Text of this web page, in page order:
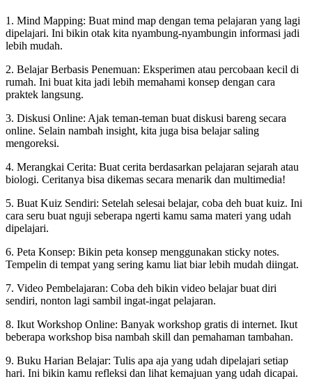
1. Mind Mapping: Buat mind map dengan tema pelajaran yang lagi
dipelajari. Ini bikin otak kita nyambung-nyambungin informasi jadi
lebih mudah.
2. Belajar Berbasis Penemuan: Eksperimen atau percobaan kecil di
rumah. Ini buat kita jadi lebih memahami konsep dengan cara
praktek langsung.
3. Diskusi Online: Ajak teman-teman buat diskusi bareng secara
online. Selain nambah insight, kita juga bisa belajar saling
mengoreksi.
4. Merangkai Cerita: Buat cerita berdasarkan pelajaran sejarah atau
biologi. Ceritanya bisa dikemas secara menarik dan multimedia!
5. Buat Kuiz Sendiri: Setelah selesai belajar, coba deh buat kuiz. Ini
cara seru buat nguji seberapa ngerti kamu sama materi yang udah
dipelajari.
6. Peta Konsep: Bikin peta konsep menggunakan sticky notes.
Tempelin di tempat yang sering kamu liat biar lebih mudah diingat.
7. Video Pembelajaran: Coba deh bikin video belajar buat diri
sendiri, nonton lagi sambil ingat-ingat pelajaran.
8. Ikut Workshop Online: Banyak workshop gratis di internet. Ikut
beberapa workshop bisa nambah skill dan pemahaman tambahan.
9. Buku Harian Belajar: Tulis apa aja yang udah dipelajari setiap
hari. Ini bikin kamu refleksi dan lihat kemajuan yang udah dicapai.